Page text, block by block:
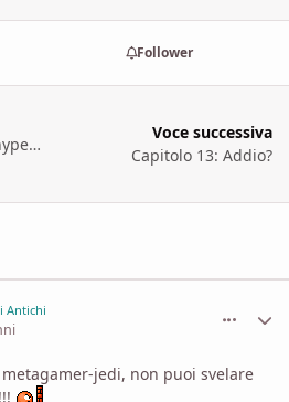
Follower
Capitolo 11: Scherzi dell'hyperdrive.
Voce successiva
Capitolo 13: Addio?
Antichi
metagamer-jedi, non puoi svelare